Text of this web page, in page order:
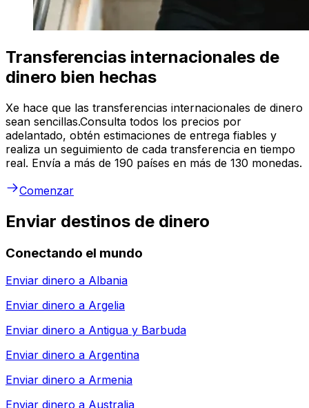
Transferencias internacionales de
dinero bien hechas
Xe hace que las transferencias internacionales de dinero
sean sencillas.Consulta todos los precios por
adelantado, obtén estimaciones de entrega fiables y
realiza un seguimiento de cada transferencia en tiempo
real. Envía a más de 190 países en más de 130 monedas.
Comenzar
Enviar destinos de dinero
Conectando el mundo
Enviar dinero a Albania
Enviar dinero a Argelia
Enviar dinero a Antigua y Barbuda
Enviar dinero a Argentina
Enviar dinero a Armenia
Enviar dinero a Australia